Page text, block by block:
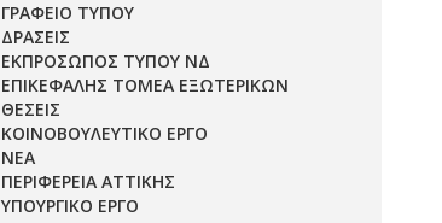
ΓΡΑΦΕΙΟ ΤΥΠΟΥ
ΔΡΑΣΕΙΣ
ΕΚΠΡΟΣΩΠΟΣ ΤΥΠΟΥ ΝΔ
ΕΠΙΚΕΦΑΛΗΣ ΤΟΜΕΑ ΕΞΩΤΕΡΙΚΩΝ
ΘΕΣΕΙΣ
ΚΟΙΝΟΒΟΥΛΕΥΤΙΚΟ ΕΡΓΟ
ΝΕΑ
ΠΕΡΙΦΕΡΕΙΑ ΑΤΤΙΚΗΣ
ΥΠΟΥΡΓΙΚΟ ΕΡΓΟ